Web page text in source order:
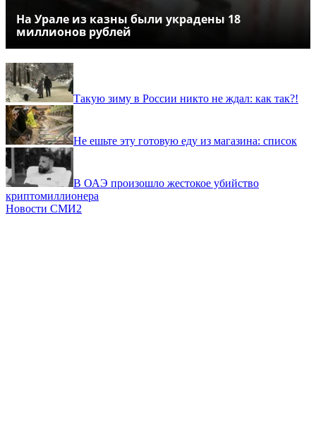
На Урале из казны были украдены 18
миллионов рублей
Такую зиму в России никто не ждал: как так?!
Не ешьте эту готовую еду из магазина: список
В ОАЭ произошло жестокое убийство
криптомиллионера
Новости СМИ2